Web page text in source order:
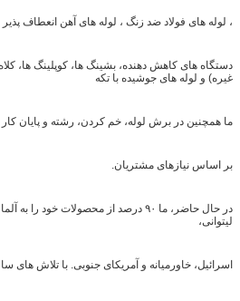
، لوله های فولاد ضد زنگ ، لوله های آهن انعطاف پذیر
دستگاه های کاهش دهنده، بشینگ ها، کوپلینگ ها،
غیره) و لوله های جوشیده با تکه
ما همچنین در برش لوله، خم کردن، رشته و پایان
بر اساس نیازهای مشتریان.
در حال حاضر، ما ۹۰ درصد از محصولات خود
لیتوانی،
اسرائیل، خاورمیانه و آمریکای جنوبی. با تلاش های